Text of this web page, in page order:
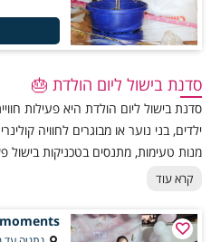
סדנת בישול ליום הולדת 🎂
סדנת בישול ליום הולדת היא פעילות
ילדים, בני נוער או מבוגרים לחוויה
מנות טעימות, מתנסים בטכניקות בישול
להרגיש כמו שפים אמיתיים ביום חג מיוחד.
קרא עוד
moments - רוקחים מטעמים